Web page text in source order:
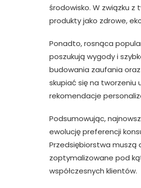
środowisko. W związku
produkty jako zdrowe,
Ponadto, rosnąca
poszukują wygody i
budowania zaufania
skupiać się na tworzeniu
rekomendacje
Podsumowując,
ewolucję preferencji
Przedsiębiorstwa
zoptymalizowane pod
współczesnych klientów.